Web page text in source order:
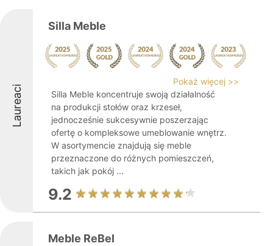
Laureaci
Silla Meble
Pokaż więcej >>
Silla Meble koncentruje swoją działalność
na produkcji stołów oraz krzeseł,
jednocześnie sukcesywnie poszerzając
ofertę o kompleksowe umeblowanie wnętrz.
W asortymencie znajdują się meble
przeznaczone do różnych pomieszczeń,
takich jak pokój ...
9.2
Meble ReBel